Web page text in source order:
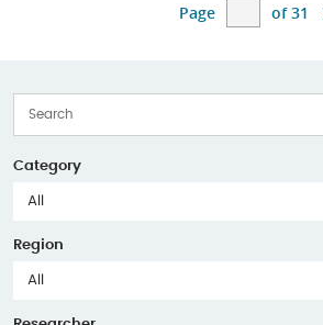
Page of 31
Category
All
Region
All